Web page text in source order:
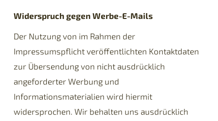
Widerspruch gegen Werbe-E-Mails
Der Nutzung von im Rahmen der
Impressumspflicht veröffentlichten Kontaktdaten
zur Übersendung von nicht ausdrücklich
angeforderter Werbung und
Informationsmaterialien wird hiermit
widersprochen. Wir behalten uns ausdrücklich